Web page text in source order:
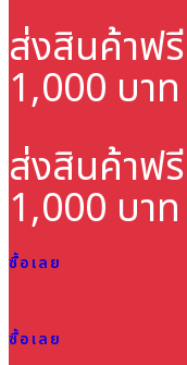
ส่งสินค้าฟรี
1,000 บาท
ส่งสินค้าฟรี
1,000 บาท
ซื้อเลย
ซื้อเลย